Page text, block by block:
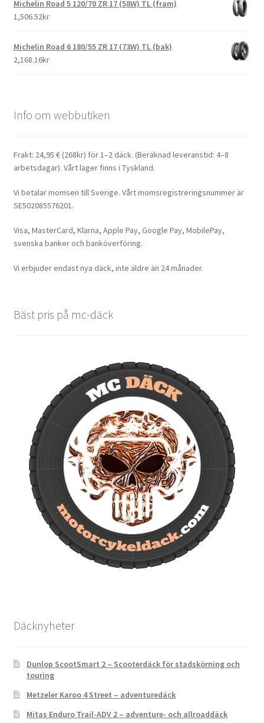
Michelin Road 5 120/70 ZR 17 (58W) TL (fram)
1,506.52kr
Michelin Road 6 180/55 ZR 17 (73W) TL (bak)
2,168.16kr
Info om webbutiken
Frakt: 24,95 € (268kr) för 1–2 däck. (Beräknad leveranstid: 4–8
arbetsdagar). Vårt lager finns i Tyskland.
Vi betalar momsen till Sverige. Vårt momsregistreringsnummer är
SE502085576201.
Visa, MasterCard, Klarna, Apple Pay, Google Pay, MobilePay,
svenska banker och banköverföring.
Vi erbjuder endast nya däck, inte äldre än 24 månader.
Bäst pris på mc-däck
Däcknyheter
Dunlop ScootSmart 2 – Scooterdäck för stadskörning och
touring
Metzeler Karoo 4 Street – adventuredäck
Mitas Enduro Trail-ADV 2 – adventure- och allroaddäck